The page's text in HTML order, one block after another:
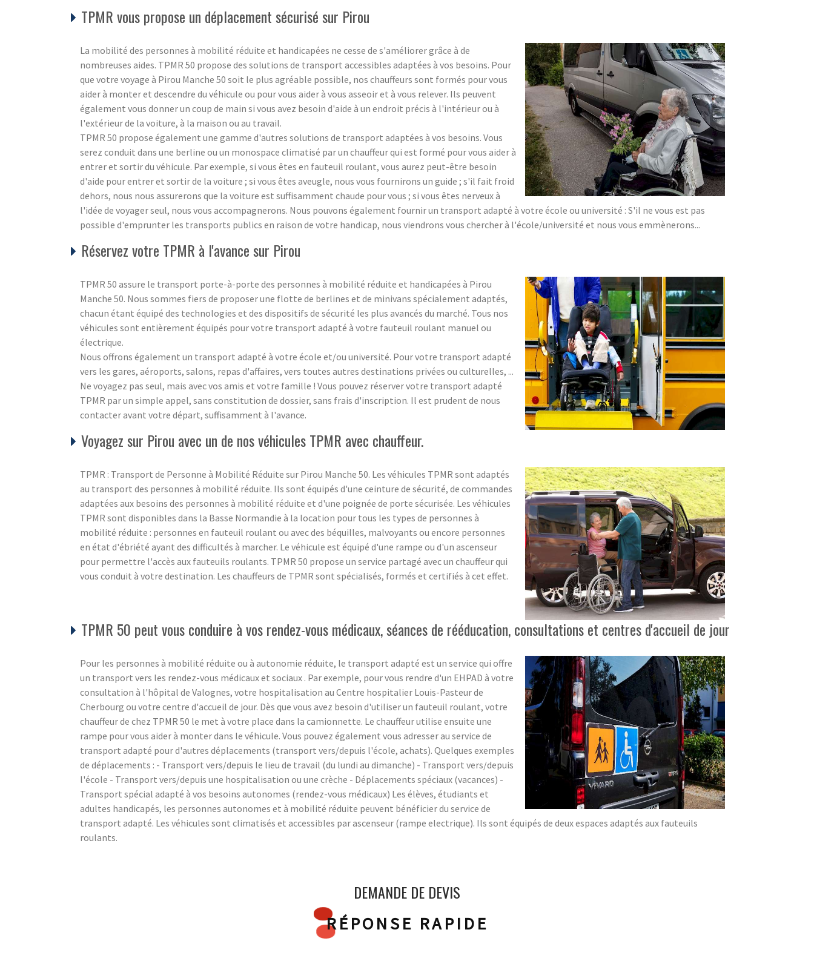
TPMR vous propose un déplacement sécurisé sur Pirou
La mobilité des personnes à mobilité réduite et handicapées ne cesse de s'améliorer grâce à de
nombreuses aides. TPMR 50 propose des solutions de transport accessibles adaptées à vos besoins. Pour
que votre voyage à Pirou Manche 50 soit le plus agréable possible, nos chauffeurs sont formés pour vous
aider à monter et descendre du véhicule ou pour vous aider à vous asseoir et à vous relever. Ils peuvent
également vous donner un coup de main si vous avez besoin d'aide à un endroit précis à l'intérieur ou à
l'extérieur de la voiture, à la maison ou au travail.
TPMR 50 propose également une gamme d'autres solutions de transport adaptées à vos besoins. Vous
serez conduit dans une berline ou un monospace climatisé par un chauffeur qui est formé pour vous aider à
entrer et sortir du véhicule. Par exemple, si vous êtes en fauteuil roulant, vous aurez peut-être besoin
d'aide pour entrer et sortir de la voiture ; si vous êtes aveugle, nous vous fournirons un guide ; s'il fait froid
dehors, nous nous assurerons que la voiture est suffisamment chaude pour vous ; si vous êtes nerveux à
l'idée de voyager seul, nous vous accompagnerons. Nous pouvons également fournir un transport adapté à votre école ou université : S'il ne vous est pas
possible d'emprunter les transports publics en raison de votre handicap, nous viendrons vous chercher à l'école/université et nous vous emmènerons...
Réservez votre TPMR à l'avance sur Pirou
TPMR 50 assure le transport porte-à-porte des personnes à mobilité réduite et handicapées à Pirou
Manche 50. Nous sommes fiers de proposer une flotte de berlines et de minivans spécialement adaptés,
chacun étant équipé des technologies et des dispositifs de sécurité les plus avancés du marché. Tous nos
véhicules sont entièrement équipés pour votre transport adapté à votre fauteuil roulant manuel ou
électrique.
Nous offrons également un transport adapté à votre école et/ou université. Pour votre transport adapté
vers les gares, aéroports, salons, repas d'affaires, vers toutes autres destinations privées ou culturelles, ...
Ne voyagez pas seul, mais avec vos amis et votre famille ! Vous pouvez réserver votre transport adapté
TPMR par un simple appel, sans constitution de dossier, sans frais d'inscription. Il est prudent de nous
contacter avant votre départ, suffisamment à l'avance.
Voyagez sur Pirou avec un de nos véhicules TPMR avec chauffeur.
TPMR : Transport de Personne à Mobilité Réduite sur Pirou Manche 50. Les véhicules TPMR sont adaptés
au transport des personnes à mobilité réduite. Ils sont équipés d'une ceinture de sécurité, de commandes
adaptées aux besoins des personnes à mobilité réduite et d'une poignée de porte sécurisée. Les véhicules
TPMR sont disponibles dans la Basse Normandie à la location pour tous les types de personnes à
mobilité réduite : personnes en fauteuil roulant ou avec des béquilles, malvoyants ou encore personnes
en état d'ébriété ayant des difficultés à marcher. Le véhicule est équipé d'une rampe ou d'un ascenseur
pour permettre l'accès aux fauteuils roulants. TPMR 50 propose un service partagé avec un chauffeur qui
vous conduit à votre destination. Les chauffeurs de TPMR sont spécialisés, formés et certifiés à cet effet.
TPMR 50 peut vous conduire à vos rendez-vous médicaux, séances de rééducation, consultations et centres d'accueil de jour
Pour les personnes à mobilité réduite ou à autonomie réduite, le transport adapté est un service qui offre
un transport vers les rendez-vous médicaux et sociaux . Par exemple, pour vous rendre d'un EHPAD à votre
consultation à l'hôpital de Valognes, votre hospitalisation au Centre hospitalier Louis-Pasteur de
Cherbourg ou votre centre d'accueil de jour. Dès que vous avez besoin d'utiliser un fauteuil roulant, votre
chauffeur de chez TPMR 50 le met à votre place dans la camionnette. Le chauffeur utilise ensuite une
rampe pour vous aider à monter dans le véhicule. Vous pouvez également vous adresser au service de
transport adapté pour d'autres déplacements (transport vers/depuis l'école, achats). Quelques exemples
de déplacements : - Transport vers/depuis le lieu de travail (du lundi au dimanche) - Transport vers/depuis
l'école - Transport vers/depuis une hospitalisation ou une crèche - Déplacements spéciaux (vacances) -
Transport spécial adapté à vos besoins autonomes (rendez-vous médicaux) Les élèves, étudiants et
adultes handicapés, les personnes autonomes et à mobilité réduite peuvent bénéficier du service de
transport adapté. Les véhicules sont climatisés et accessibles par ascenseur (rampe electrique). Ils sont équipés de deux espaces adaptés aux fauteuils
roulants.
DEMANDE DE DEVIS
RÉPONSE RAPIDE